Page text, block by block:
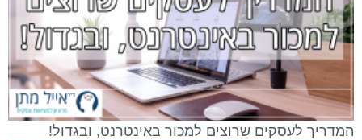
המדריך לעסקים שרוצים למכור באינטרנט, ובגדול!